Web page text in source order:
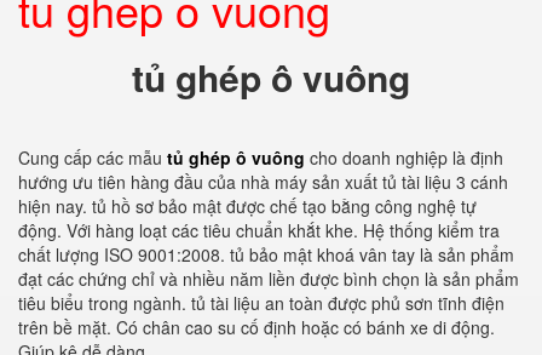
tủ ghép ô vuông
Cung cấp các mẫu tủ ghép ô vuông cho doanh nghiệp là định
hướng ưu tiên hàng đầu của nhà máy sản xuất tủ tài liệu 3 cánh
hiện nay. tủ hồ sơ bảo mật được chế tạo bằng công nghệ tự
động. Với hàng loạt các tiêu chuẩn khắt khe. Hệ thống kiểm tra
chất lượng ISO 9001:2008. tủ bảo mật khoá vân tay là sản phẩm
đạt các chứng chỉ và nhiều năm liền được bình chọn là sản phẩm
tiêu biểu trong ngành. tủ tài liệu an toàn được phủ sơn tĩnh điện
trên bề mặt. Có chân cao su cố định hoặc có bánh xe di động.